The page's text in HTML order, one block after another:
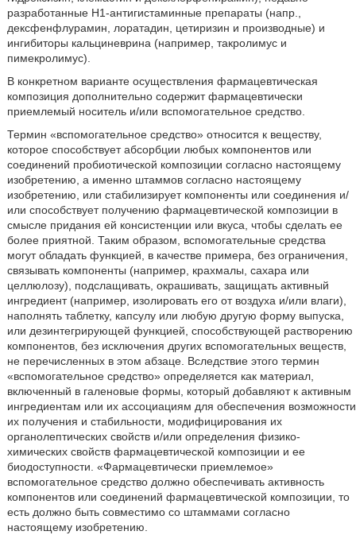
разработанные Н1-антигистаминные препараты (напр.,
дексфенфлурамин, лоратадин, цетиризин и производные) и
ингибиторы кальциневрина (например, такролимус и
пимекролимус).
В конкретном варианте осуществления фармацевтическая
композиция дополнительно содержит фармацевтически
приемлемый носитель и/или вспомогательное средство.
Термин «вспомогательное средство» относится к веществу,
которое способствует абсорбции любых компонентов или
соединений пробиотической композиции согласно настоящему
изобретению, а именно штаммов согласно настоящему
изобретению, или стабилизирует компоненты или соединения и/
или способствует получению фармацевтической композиции в
смысле придания ей консистенции или вкуса, чтобы сделать ее
более приятной. Таким образом, вспомогательные средства
могут обладать функцией, в качестве примера, без ограничения,
связывать компоненты (например, крахмалы, сахара или
целлюлозу), подслащивать, окрашивать, защищать активный
ингредиент (например, изолировать его от воздуха и/или влаги),
наполнять таблетку, капсулу или любую другую форму выпуска,
или дезинтегрирующей функцией, способствующей растворению
компонентов, без исключения других вспомогательных веществ,
не перечисленных в этом абзаце. Вследствие этого термин
«вспомогательное средство» определяется как материал,
включенный в галеновые формы, который добавляют к активным
ингредиентам или их ассоциациям для обеспечения возможности
их получения и стабильности, модифицирования их
органолептических свойств и/или определения физико-
химических свойств фармацевтической композиции и ее
биодоступности. «Фармацевтически приемлемое»
вспомогательное средство должно обеспечивать активность
компонентов или соединений фармацевтической композиции, то
есть должно быть совместимо со штаммами согласно
настоящему изобретению.